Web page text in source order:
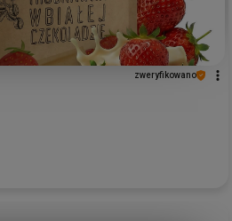
zweryfikowano